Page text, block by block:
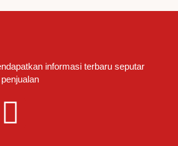
informasi terbaru seputar
T